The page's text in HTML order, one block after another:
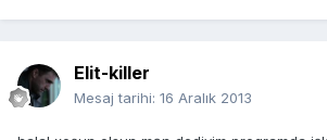
Elit-killer
Mesaj tarihi: 16 Aralık 2013